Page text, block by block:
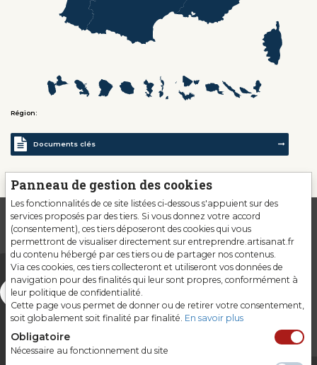
Région:
Documents clés
Panneau de gestion des cookies
Les fonctionnalités de ce site listées ci-dessous s'appuient sur des
services proposés par des tiers. Si vous donnez votre accord
(consentement), ces tiers déposeront des cookies qui vous
permettront de visualiser directement sur entreprendre.artisanat.fr
du contenu hébergé par ces tiers ou de partager nos contenus.
Via ces cookies, ces tiers collecteront et utiliseront vos données de
navigation pour des finalités qui leur sont propres, conformément à
leur politique de confidentialité.
Cette page vous permet de donner ou de retirer votre consentement,
soit globalement soit finalité par finalité. En savoir plus
Obligatoire
Nécessaire au fonctionnement du site